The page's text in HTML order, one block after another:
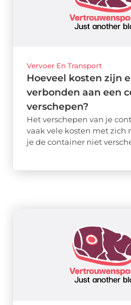
Vervoer En Transport
Hoeveel kosten zijn
verbonden aan een
verschepen?
Het verschepen van je
vaak vele kosten met zich
je de container niet